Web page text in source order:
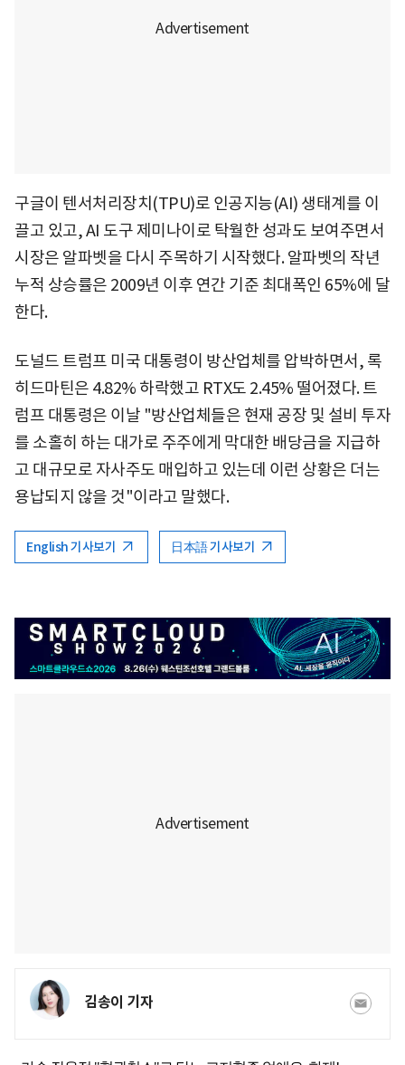
구글이 텐서처리장치(TPU)로 인공지능(AI) 생태계를 이
끌고 있고, AI 도구 제미나이로 탁월한 성과도 보여주면서
시장은 알파벳을 다시 주목하기 시작했다. 알파벳의 작년
누적 상승률은 2009년 이후 연간 기준 최대폭인 65%에 달
한다.
도널드 트럼프 미국 대통령이 방산업체를 압박하면서, 록
히드마틴은 4.82% 하락했고 RTX도 2.45% 떨어졌다. 트
럼프 대통령은 이날 "방산업체들은 현재 공장 및 설비 투자
를 소홀히 하는 대가로 주주에게 막대한 배당금을 지급하
고 대규모로 자사주도 매입하고 있는데 이런 상황은 더는
용납되지 않을 것"이라고 말했다.
English 기사보기 日本語 기사보기
김송이 기자